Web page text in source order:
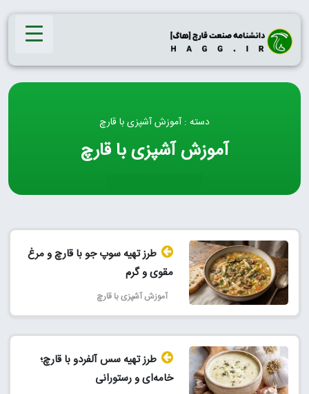
Skip
content
دسته : آموزش آشپزی با قارچ
آموزش آشپزی با قارچ
طرز تهیه سوپ جو با قارچ و مرغ
مقوی و گرم
آموزش آشپزی با قارچ
طرز تهیه سس آلفردو با قارچ؛
خامه‌ای و رستورانی